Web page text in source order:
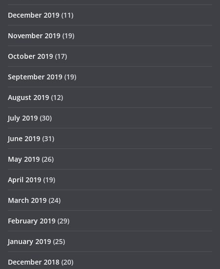
December 2019 (11)
November 2019 (19)
October 2019 (17)
September 2019 (19)
August 2019 (12)
July 2019 (30)
June 2019 (31)
May 2019 (26)
April 2019 (19)
March 2019 (24)
February 2019 (29)
January 2019 (25)
December 2018 (20)